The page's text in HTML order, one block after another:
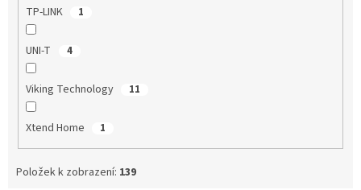
TP-LINK 1
UNI-T 4
Viking Technology 11
Xtend Home 1
Položek k zobrazení: 139